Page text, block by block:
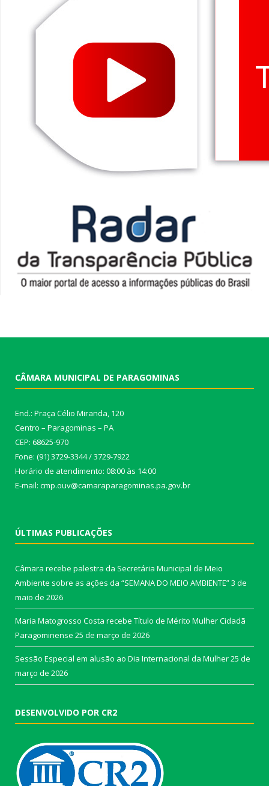
CÂMARA MUNICIPAL DE PARAGOMINAS
End.: Praça Célio Miranda, 120
Centro – Paragominas – PA
CEP: 68625-970
Fone: (91) 3729-3344 / 3729-7922
Horário de atendimento: 08:00 às 14:00
E-mail: cmp.ouv@camaraparagominas.pa.gov.br
ÚLTIMAS PUBLICAÇÕES
Câmara recebe palestra da Secretária Municipal de Meio
Ambiente sobre as ações da “SEMANA DO MEIO AMBIENTE”3 de
maio de 2026
Maria Matogrosso Costa recebe Título de Mérito Mulher Cidadã
Paragominense 25 de março de 2026
Sessão Especial em alusão ao Dia Internacional da Mulher25 de
março de 2026
DESENVOLVIDO POR CR2